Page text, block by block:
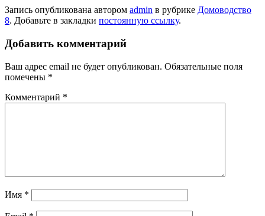
Запись опубликована автором admin в рубрике Домоводство
8. Добавьте в закладки постоянную ссылку.
Добавить комментарий
Ваш адрес email не будет опубликован. Обязательные поля
помечены *
Комментарий *
Имя *